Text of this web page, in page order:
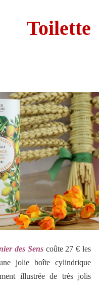
des Senscoûte 27 € les
jolie boîte cylindrique
illustrée de très jolis